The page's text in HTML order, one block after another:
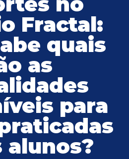
Fractal:
quais
as
para
alunos?